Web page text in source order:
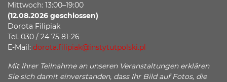
Mittwoch: 13:00–19:00
(12.08.2026 geschlossen)
Dorota Filipiak
Tel. 030 / 24 75 81-26
E-Mail: dorota.filipiak@instytutpolski.pl
Mit Ihrer Teilnahme an unseren Veranstaltungen erklären
Sie sich damit einverstanden, dass Ihr Bild auf Fotos, die